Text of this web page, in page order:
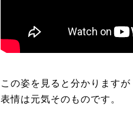
この姿を見ると分かりますが
表情は元気そのものです。